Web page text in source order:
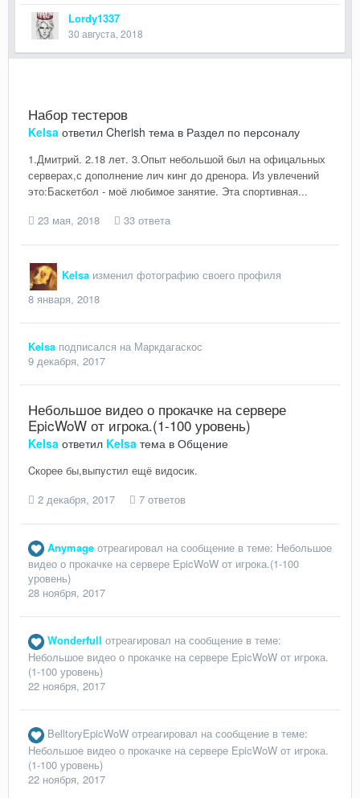
Lordy1337
30 августа, 2018
Набор тестеров
Kelsa ответил Cherish тема в Раздел по персоналу
1.Дмитрий. 2.18 лет. 3.Опыт небольшой был на офицальных
серверах,с дополнение лич кинг до дренора. Из увлечений
это:Баскетбол - моё любимое занятие. Эта спортивная...
23 мая, 2018
33 ответа
Kelsa изменил фотографию своего профиля
8 января, 2018
Kelsa подписался на Маркдагаскос
9 декабря, 2017
Небольшое видео о прокачке на сервере
EpicWoW от игрока.(1-100 уровень)
Kelsa ответил Kelsa тема в Общение
Cкорее бы,выпyстил ещё видосик.
2 декабря, 2017
7 ответов
Anymage отреагировал на сообщение в теме: Небольшое
видео о прокачке на сервере EpicWoW от игрока.(1-100
уровень)
28 ноября, 2017
Wonderfull отреагировал на сообщение в теме:
Небольшое видео о прокачке на сервере EpicWoW от игрока.
(1-100 уровень)
22 ноября, 2017
BelltoryEpicWoW отреагировал на сообщение в теме:
Небольшое видео о прокачке на сервере EpicWoW от игрока.
(1-100 уровень)
22 ноября, 2017